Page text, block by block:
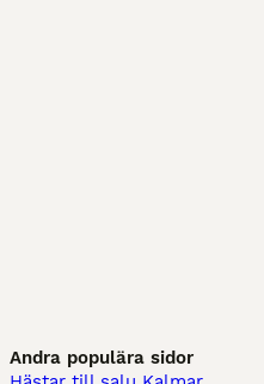
Andra populära sidor